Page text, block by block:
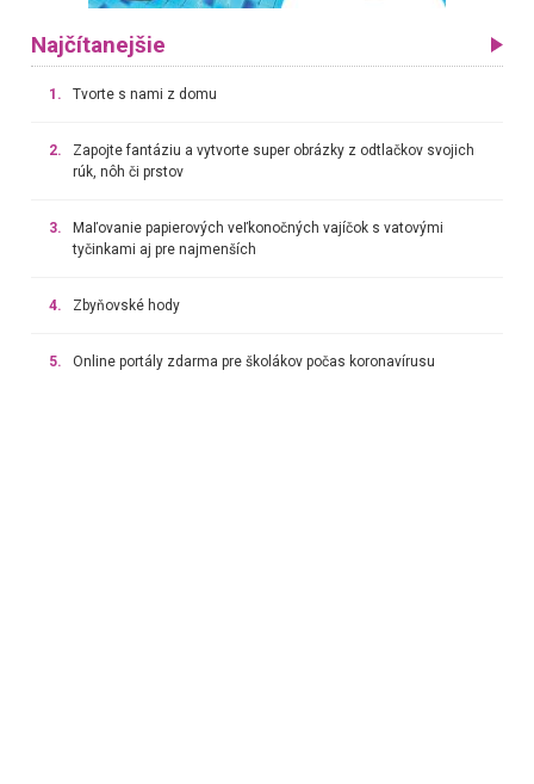
Najčítanejšie
1. Tvorte s nami z domu
2.
Zapojte fantáziu a vytvorte super obrázky z odtlačkov svojich
rúk, nôh či prstov
3.
Maľovanie papierových veľkonočných vajíčok s vatovými
tyčinkami aj pre najmenších
4. Zbyňovské hody
5. Online portály zdarma pre školákov počas koronavírusu